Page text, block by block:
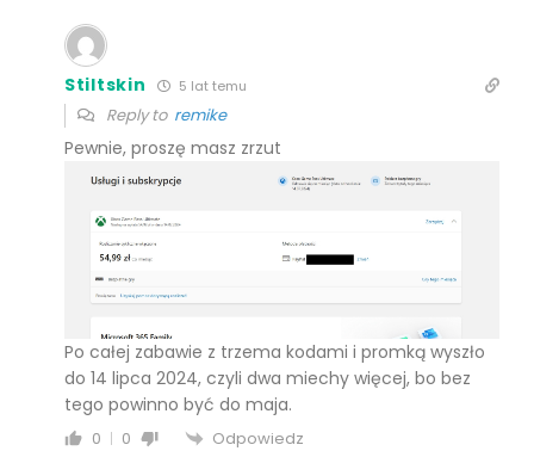
Stiltskin 5 lat temu
Reply to remike
Pewnie, proszę masz zrzut
Po całej zabawie z trzema kodami i promką wyszło
do 14 lipca 2024, czyli dwa miechy więcej, bo bez
tego powinno być do maja.
0 0 Odpowiedz